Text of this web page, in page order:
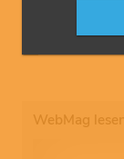
WebMag lesen